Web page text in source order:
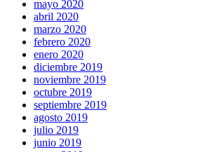
mayo 2020
abril 2020
marzo 2020
febrero 2020
enero 2020
diciembre 2019
noviembre 2019
octubre 2019
septiembre 2019
agosto 2019
julio 2019
junio 2019